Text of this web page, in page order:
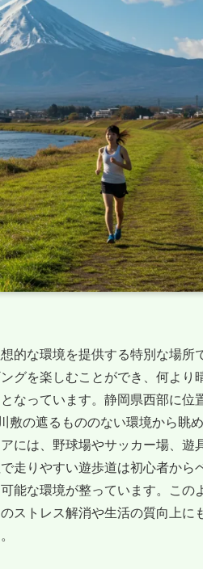
的な環境を提供する特別な場所
グを楽しむことができ、何より
なっています。静岡県西部に位
敷の遮るもののない環境から眺
には、野球場やサッカー場、遊
走りやすい遊歩道は初心者から
能な環境が整っています。この
ストレス解消や生活の質向上に